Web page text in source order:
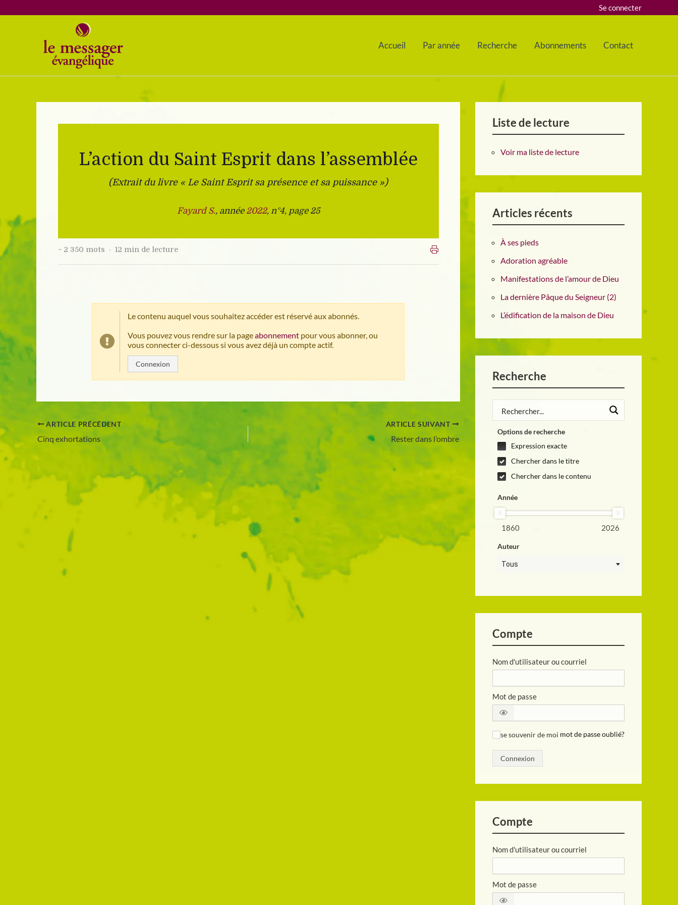
Se connecter
Accueil Par année Recherche Abonnements Contact
L’action du Saint Esprit dans l’assemblée
(Extrait du livre « Le Saint Esprit sa présence et sa puissance »)
Fayard S., année 2022, n°4, page 25
~ 2 350 mots · 12 min de lecture
Le contenu auquel vous souhaitez accéder est réservé aux abonnés.
Vous pouvez vous rendre sur la pageabonnement pour vous abonner, ou
vous connecter ci-dessous si vous avez déjà un compte actif.
Connexion
ARTICLE PRÉCÉDENT
Cinq exhortations
ARTICLE SUIVANT
Rester dans l’ombre
Liste de lecture
Voir ma liste de lecture
Articles récents
À ses pieds
Adoration agréable
Manifestations de l’amour de Dieu
La dernière Pâque du Seigneur (2)
L’édification de la maison de Dieu
Recherche
Options de recherche
Expression exacte
Chercher dans le titre
Chercher dans le contenu
Année
1860 2026
Auteur
Tous
Compte
Nom d'utilisateur ou courriel
Mot de passe
se souvenir de moi mot de passe oublié?
Connexion
Compte
Nom d'utilisateur ou courriel
Mot de passe